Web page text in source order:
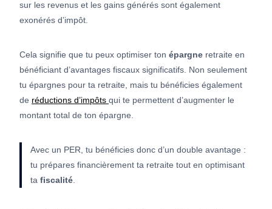
sur les revenus et les gains générés sont également
exonérés d’impôt.
Cela signifie que tu peux optimiser ton épargne retraite en
bénéficiant d’avantages fiscaux significatifs. Non seulement
tu épargnes pour ta retraite, mais tu bénéficies également
de réductions d’impôts qui te permettent d’augmenter le
montant total de ton épargne.
Avec un PER, tu bénéficies donc d’un double avantage :
tu prépares financièrement ta retraite tout en optimisant
ta fiscalité